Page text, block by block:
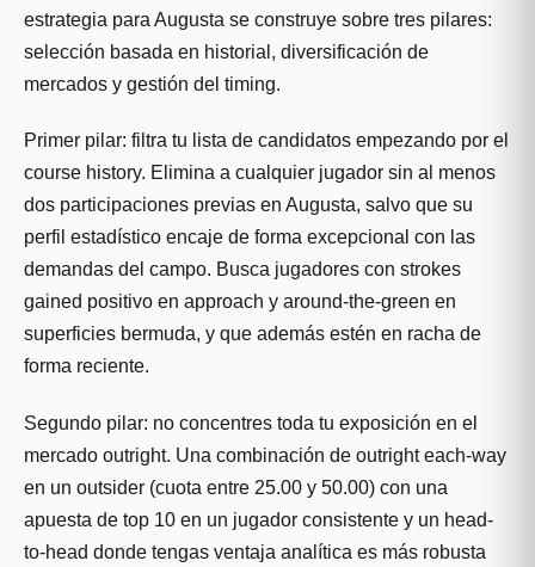
estrategia para Augusta se construye sobre tres pilares:
selección basada en historial, diversificación de
mercados y gestión del timing.
Primer pilar: filtra tu lista de candidatos empezando por el
course history. Elimina a cualquier jugador sin al menos
dos participaciones previas en Augusta, salvo que su
perfil estadístico encaje de forma excepcional con las
demandas del campo. Busca jugadores con strokes
gained positivo en approach y around-the-green en
superficies bermuda, y que además estén en racha de
forma reciente.
Segundo pilar: no concentres toda tu exposición en el
mercado outright. Una combinación de outright each-way
en un outsider (cuota entre 25.00 y 50.00) con una
apuesta de top 10 en un jugador consistente y un head-
to-head donde tengas ventaja analítica es más robusta